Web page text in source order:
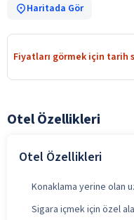
Haritada Gör
Fiyatları görmek için tarih
Otel Özellikleri
Otel Özellikleri
Konaklama yerine olan
Sigara içmek için özel